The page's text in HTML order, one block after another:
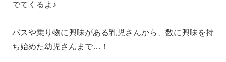
でてくるよ♪
バスや乗り物に興味がある乳児さんから、数に興味を持
ち始めた幼児さんまで…！